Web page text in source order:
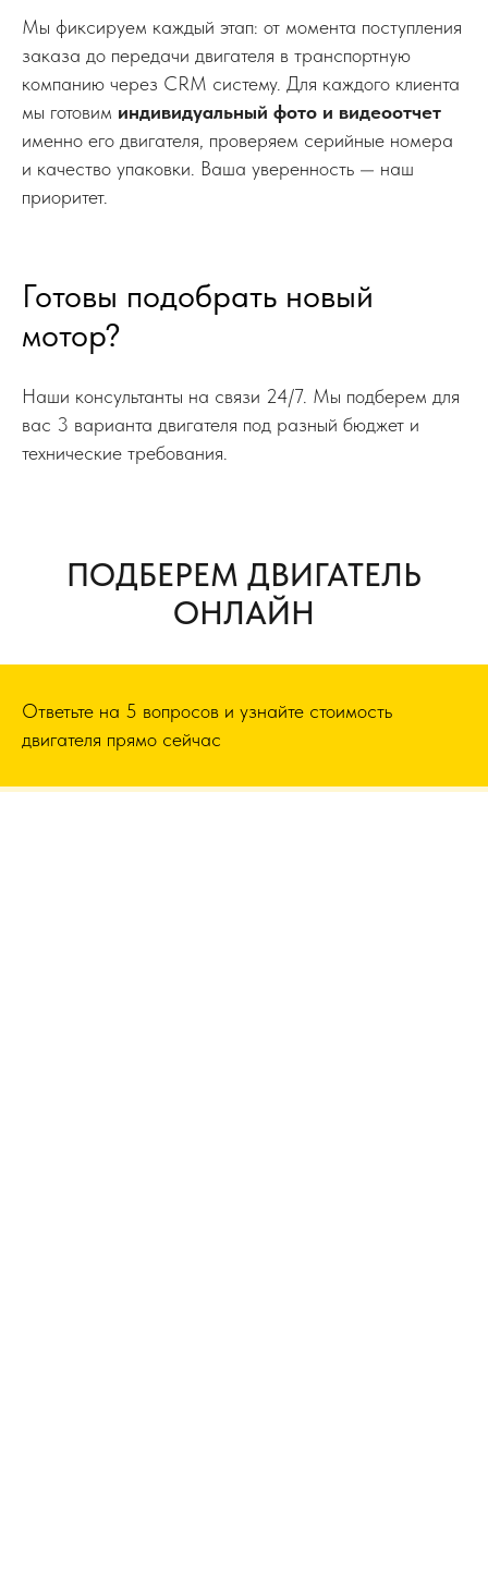
Мы фиксируем каждый этап: от момента поступления
заказа до передачи двигателя в транспортную
компанию через CRM систему. Для каждого клиента
мы готовим индивидуальный фото и видеоотчет
именно его двигателя, проверяем серийные номера
и качество упаковки. Ваша уверенность — наш
приоритет.
Готовы подобрать новый
мотор?
Наши консультанты на связи 24/7. Мы подберем для
вас 3 варианта двигателя под разный бюджет и
технические требования.
ПОДБЕРЕМ ДВИГАТЕЛЬ
ОНЛАЙН
Ответьте на 5 вопросов и узнайте стоимость
двигателя прямо сейчас